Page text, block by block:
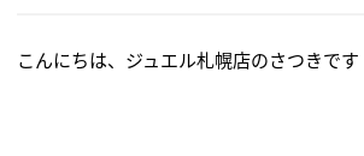
こんにちは、ジュエル札幌店のさつきです